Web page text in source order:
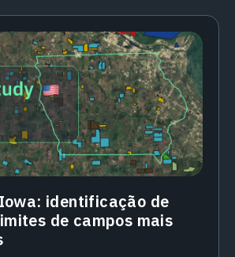
identificação de
de campos mais